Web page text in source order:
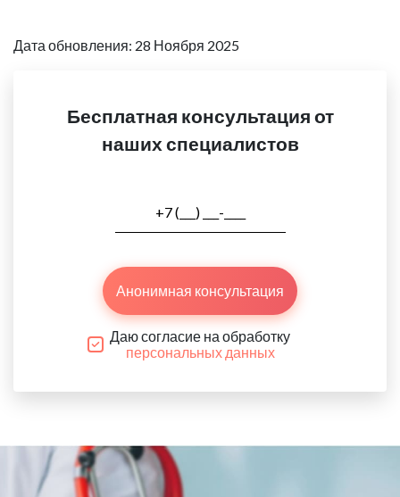
Дата обновления: 28 Ноября 2025
Бесплатная консультация от
наших специалистов
Анонимная консультация
Даю согласие на обработку
персональных данных